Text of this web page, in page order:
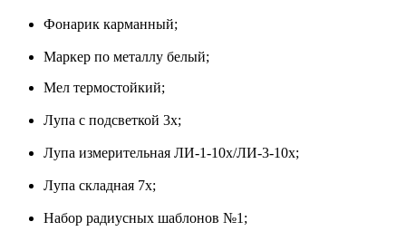
Фонарик карманный;
Маркер по металлу белый;
Мел термостойкий;
Лупа с подсветкой 3х;
Лупа измерительная ЛИ-1-10х/ЛИ-3-10х;
Лупа складная 7х;
Набор радиусных шаблонов №1;